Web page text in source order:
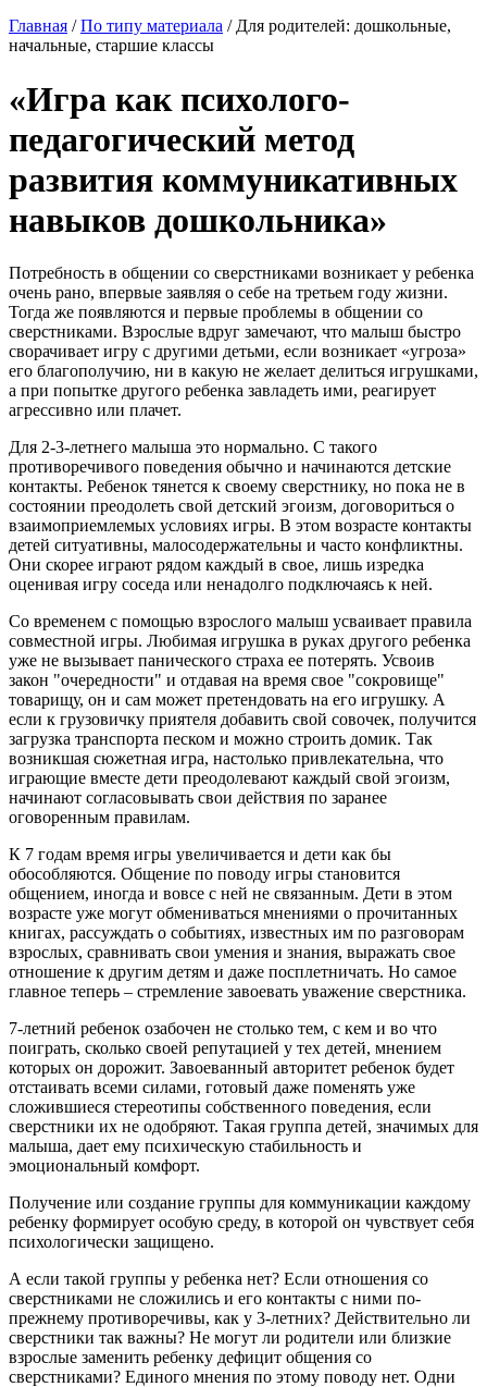
Главная /По типу материала / Для родителей: дошкольные,
начальные, старшие классы
«Игра как психолого-
педагогический метод
развития коммуникативных
навыков дошкольника»
Потребность в общении со сверстниками возникает у ребенка
очень рано, впервые заявляя о себе на третьем году жизни.
Тогда же появляются и первые проблемы в общении со
сверстниками. Взрослые вдруг замечают, что малыш быстро
сворачивает игру с другими детьми, если возникает «угроза»
его благополучию, ни в какую не желает делиться игрушками,
а при попытке другого ребенка завладеть ими, реагирует
агрессивно или плачет.
Для 2-3-летнего малыша это нормально. С такого
противоречивого поведения обычно и начинаются детские
контакты. Ребенок тянется к своему сверстнику, но пока не в
состоянии преодолеть свой детский эгоизм, договориться о
взаимоприемлемых условиях игры. В этом возрасте контакты
детей ситуативны, малосодержательны и часто конфликтны.
Они скорее играют рядом каждый в свое, лишь изредка
оценивая игру соседа или ненадолго подключаясь к ней.
Со временем с помощью взрослого малыш усваивает правила
совместной игры. Любимая игрушка в руках другого ребенка
уже не вызывает панического страха ее потерять. Усвоив
закон "очередности" и отдавая на время свое "сокровище"
товарищу, он и сам может претендовать на его игрушку. А
если к грузовичку приятеля добавить свой совочек, получится
загрузка транспорта песком и можно строить домик. Так
возникшая сюжетная игра, настолько привлекательна, что
играющие вместе дети преодолевают каждый свой эгоизм,
начинают согласовывать свои действия по заранее
оговоренным правилам.
К 7 годам время игры увеличивается и дети как бы
обособляются. Общение по поводу игры становится
общением, иногда и вовсе с ней не связанным. Дети в этом
возрасте уже могут обмениваться мнениями о прочитанных
книгах, рассуждать о событиях, известных им по разговорам
взрослых, сравнивать свои умения и знания, выражать свое
отношение к другим детям и даже посплетничать. Но самое
главное теперь – стремление завоевать уважение сверстника.
7-летний ребенок озабочен не столько тем, с кем и во что
поиграть, сколько своей репутацией у тех детей, мнением
которых он дорожит. Завоеванный авторитет ребенок будет
отстаивать всеми силами, готовый даже поменять уже
сложившиеся стереотипы собственного поведения, если
сверстники их не одобряют. Такая группа детей, значимых для
малыша, дает ему психическую стабильность и
эмоциональный комфорт.
Получение или создание группы для коммуникации каждому
ребенку формирует особую среду, в которой он чувствует себя
психологически защищено.
А если такой группы у ребенка нет? Если отношения со
сверстниками не сложились и его контакты с ними по-
прежнему противоречивы, как у 3-летних? Действительно ли
сверстники так важны? Не могут ли родители или близкие
взрослые заменить ребенку дефицит общения со
сверстниками? Единого мнения по этому поводу нет. Одни